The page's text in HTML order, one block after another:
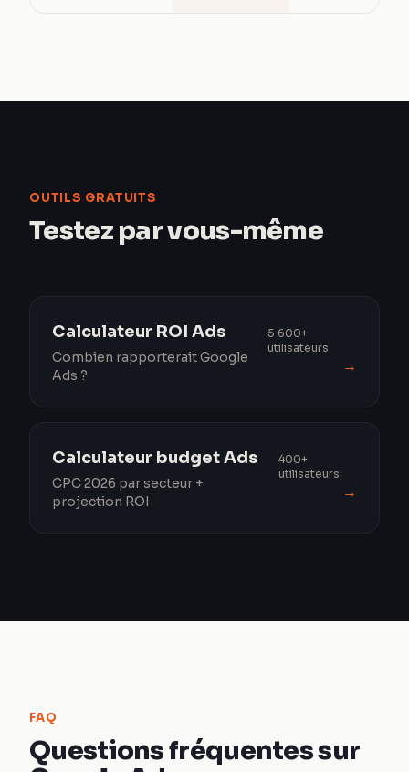
OUTILS GRATUITS
Testez par vous-même
Calculateur ROI Ads
Combien rapporterait Google
Ads ?
5 600+
utilisateurs
→
Calculateur budget Ads
CPC 2026 par secteur +
projection ROI
400+
utilisateurs
→
FAQ
Questions fréquentes sur